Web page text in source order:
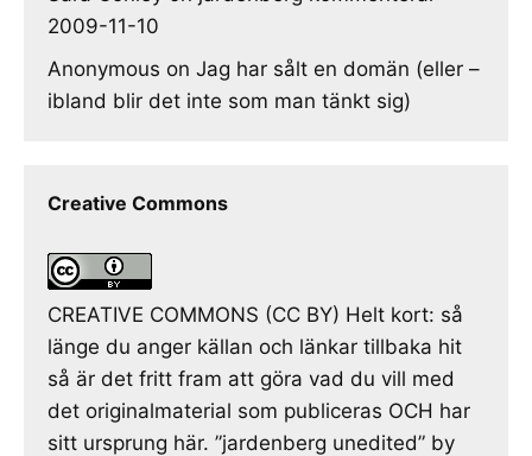
2009-11-10
Anonymous on Jag har sålt en domän (eller –
ibland blir det inte som man tänkt sig)
Creative Commons
CREATIVE COMMONS (CC BY) Helt kort: så
länge du anger källan och länkar tillbaka hit
så är det fritt fram att göra vad du vill med
det originalmaterial som publiceras OCH har
sitt ursprung här. ”jardenberg unedited” by